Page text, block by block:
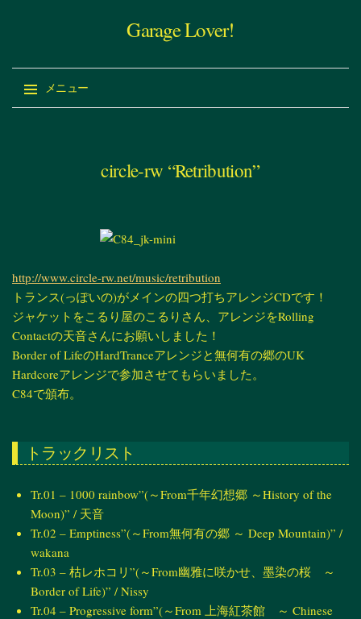
Garage Lover!
メニュー
ッ
プ
circle-rw “Retribution”
http://www.circle-rw.net/music/retribution
トランス(っぽいの)がメインの四つ打ちアレンジCDです！
ジャケットをこるり屋のこるりさん、アレンジをRolling
Contactの天音さんにお願いしました！
Border of LifeのHardTranceアレンジと無何有の郷のUK
Hardcoreアレンジで参加させてもらいました。
C84で頒布。
トラックリスト
Tr.01 – 1000 rainbow”(～From千年幻想郷 ～History of the
Moon)” / 天音
Tr.02 – Emptiness”(～From無何有の郷 ～ Deep Mountain)” /
wakana
Tr.03 – 枯レホコリ”(～From幽雅に咲かせ、墨染の桜 ～
Border of Life)” / Nissy
Tr.04 – Progressive form”(～From 上海紅茶館 ～ Chinese